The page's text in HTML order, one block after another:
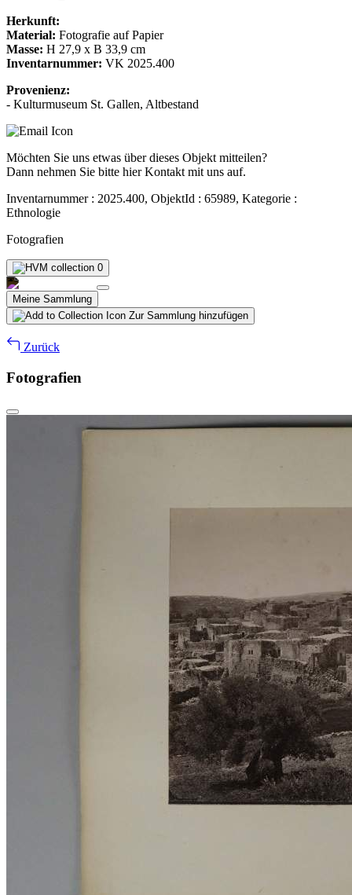
Herkunft:
Material: Fotografie auf Papier
Masse: H 27,9 x B 33,9 cm
Inventarnummer: VK 2025.400
Provenienz:
- Kulturmuseum St. Gallen, Altbestand
Möchten Sie uns etwas über dieses Objekt mitteilen?
Dann nehmen Sie bitte hier Kontakt mit uns auf.
Inventarnummer : 2025.400, ObjektId : 65989, Kategorie :
Ethnologie
Fotografien
0
Meine Sammlung
Zur Sammlung hinzufügen
Zurück
Fotografien